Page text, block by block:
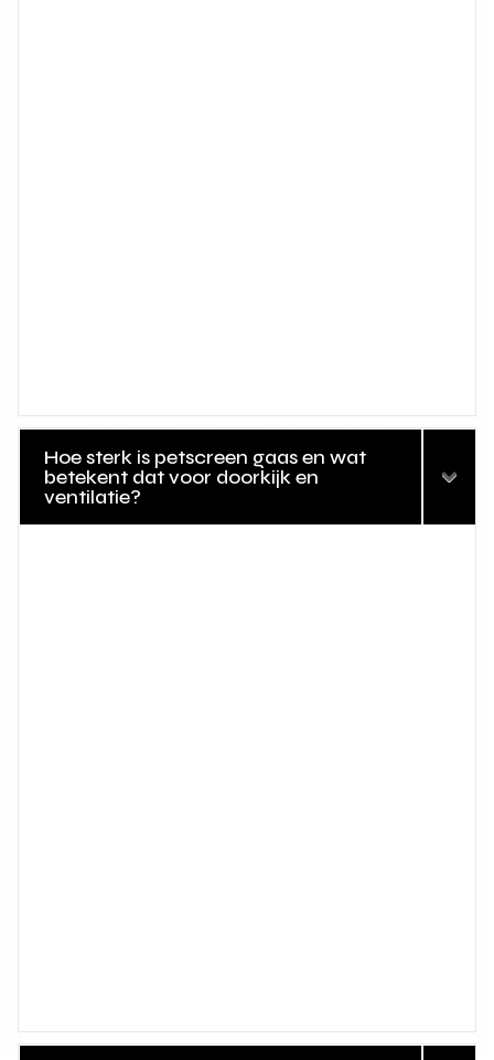
Hoe sterk is petscreen gaas en wat
betekent dat voor doorkijk en
ventilatie?